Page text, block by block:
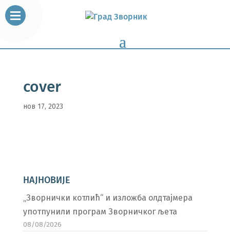
cover
нов 17, 2023
НАЈНОВИЈЕ
„Зворнички котлић“ и изложба олдтајмера
употпунили програм Зворничког љета
08/08/2026